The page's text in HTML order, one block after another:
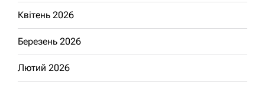
Квітень 2026
Березень 2026
Лютий 2026